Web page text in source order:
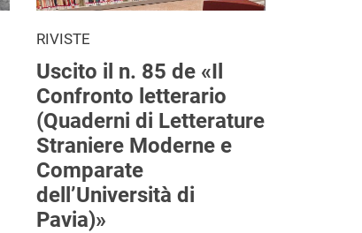
RIVISTE
Uscito il n. 85 de «Il
Confronto letterario
(Quaderni di Letterature
Straniere Moderne e
Comparate
dell’Università di
Pavia)»